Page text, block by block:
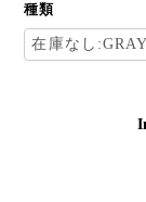
種類